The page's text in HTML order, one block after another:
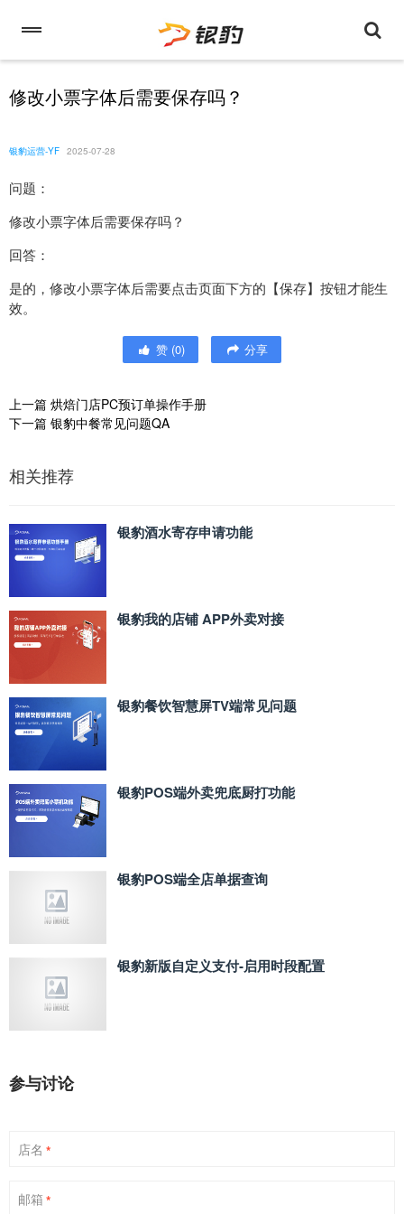
修改小票字体后需要保存吗？
银豹运营-YF 2025-07-28
问题：
修改小票字体后需要保存吗？
回答：
是的，修改小票字体后需要点击页面下方的【保存】按钮才能生
效。
赞 (0) 分享
上一篇 烘焙门店PC预订单操作手册
下一篇 银豹中餐常见问题QA
相关推荐
银豹酒水寄存申请功能
银豹我的店铺 APP外卖对接
银豹餐饮智慧屏TV端常见问题
银豹POS端外卖兜底厨打功能
银豹POS端全店单据查询
银豹新版自定义支付‑启用时段配置
参与讨论
店名 *
邮箱 *